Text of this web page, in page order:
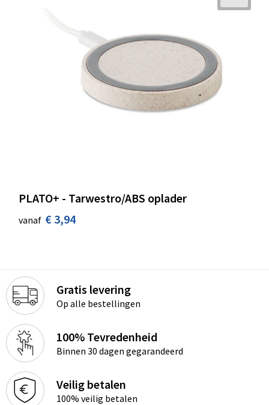
PLATO+ - Tarwestro/ABS oplader
vanaf € 3,94
Gratis levering
Op alle bestellingen
100% Tevredenheid
Binnen 30 dagen gegarandeerd
Veilig betalen
100% veilig betalen